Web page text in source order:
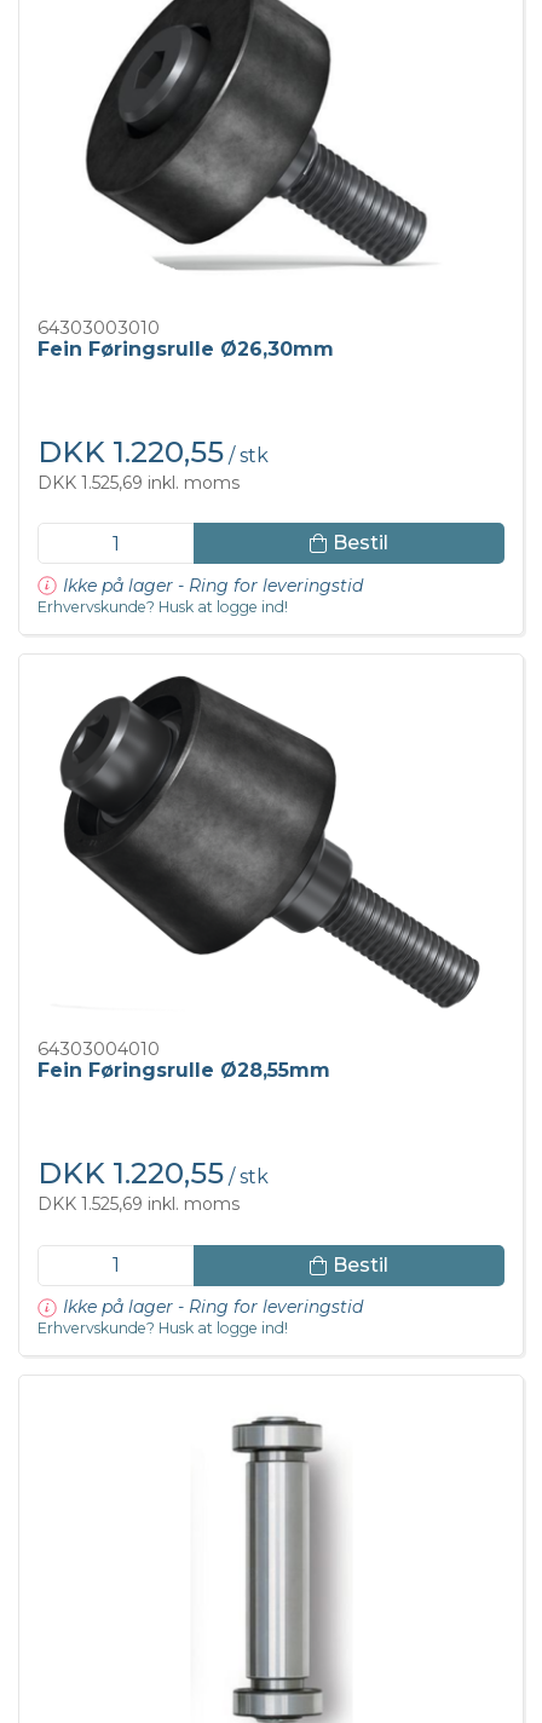
64303003010
Fein Føringsrulle Ø26,30mm
DKK 1.220,55 / stk
DKK 1.525,69 inkl. moms
Bestil
Ikke på lager - Ring for leveringstid
Erhvervskunde? Husk at logge ind!
64303004010
Fein Føringsrulle Ø28,55mm
DKK 1.220,55 / stk
DKK 1.525,69 inkl. moms
Bestil
Ikke på lager - Ring for leveringstid
Erhvervskunde? Husk at logge ind!